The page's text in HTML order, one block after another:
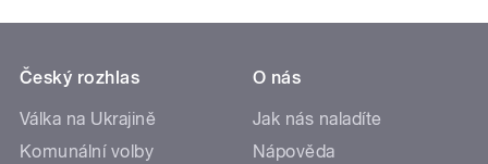
Český rozhlas
Válka na Ukrajině
Komunální volby
O nás
Jak nás naladíte
Nápověda